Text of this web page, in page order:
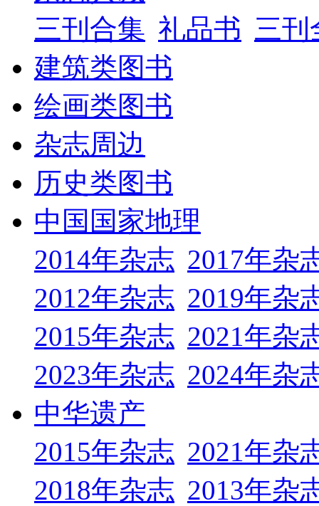
三刊合集 礼品书 三刊
建筑类图书
绘画类图书
杂志周边
历史类图书
中国国家地理
2014年杂志 2017年杂
2012年杂志 2019年杂
2015年杂志 2021年杂
2023年杂志 2024年杂
中华遗产
2015年杂志 2021年杂
2018年杂志 2013年杂